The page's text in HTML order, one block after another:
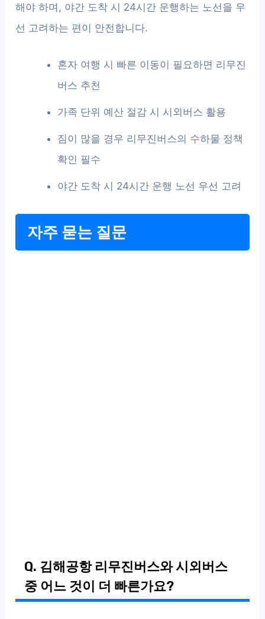
해야 하며, 야간 도착 시 24시간 운행하는 노선을 우
선 고려하는 편이 안전합니다.
혼자 여행 시 빠른 이동이 필요하면 리무진
버스 추천
가족 단위 예산 절감 시 시외버스 활용
짐이 많을 경우 리무진버스의 수하물 정책
확인 필수
야간 도착 시 24시간 운행 노선 우선 고려
자주 묻는 질문
Q. 김해공항 리무진버스와 시외버스
중 어느 것이 더 빠른가요?